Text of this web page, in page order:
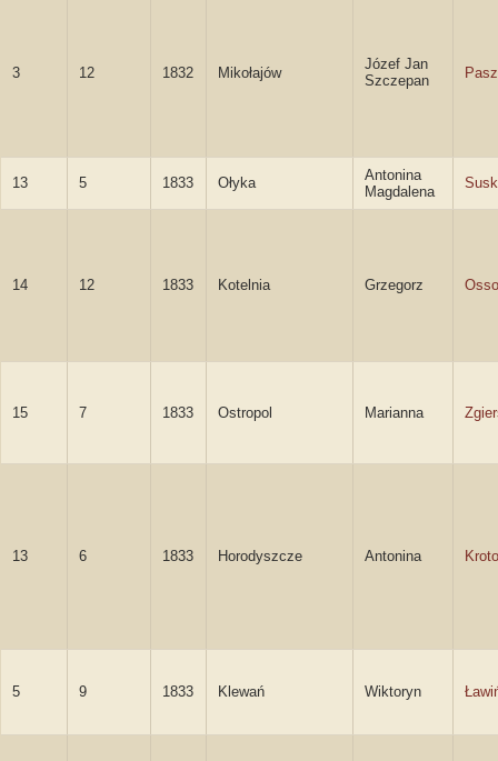
3 12 1832 Mikołajów
Józef Jan
Szczepan
13 5 1833 Ołyka
Antonina
Magdalena
14 12 1833 Kotelnia Grzegorz
15 7 1833 Ostropol Marianna
13 6 1833 Horodyszcze Antonina
5 9 1833 Klewań Wiktoryn